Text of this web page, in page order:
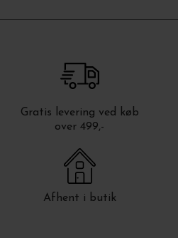
Gratis levering ved køb
over 499,-
Afhent i butik